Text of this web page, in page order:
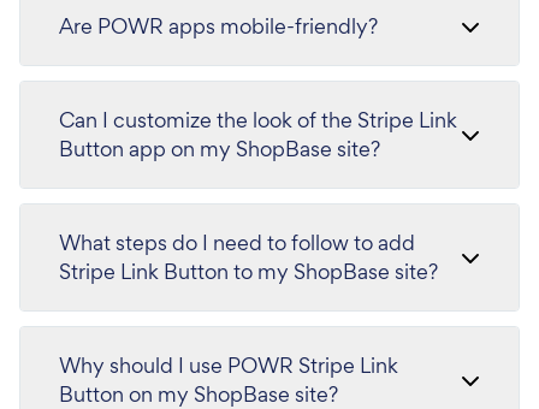
Are POWR apps mobile-friendly?
Can I customize the look of the Stripe Link
Button app on my ShopBase site?
What steps do I need to follow to add
Stripe Link Button to my ShopBase site?
Why should I use POWR Stripe Link
Button on my ShopBase site?